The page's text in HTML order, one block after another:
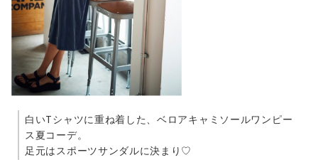
白いTシャツに重ね着した、ベロアキャミソールワンピー
ス夏コーデ。
足元はスポーツサンダルに決まり♡